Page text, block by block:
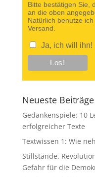
Bitte bestätigen Sie,
an die oben
Natürlich benutze
Versand.
Ja, ich will ihn!
Neueste Beiträge
Gedankenspiele: 10
erfolgreicher Texte
Textwissen 1: Wie
Stillstände.
Gefahr für die